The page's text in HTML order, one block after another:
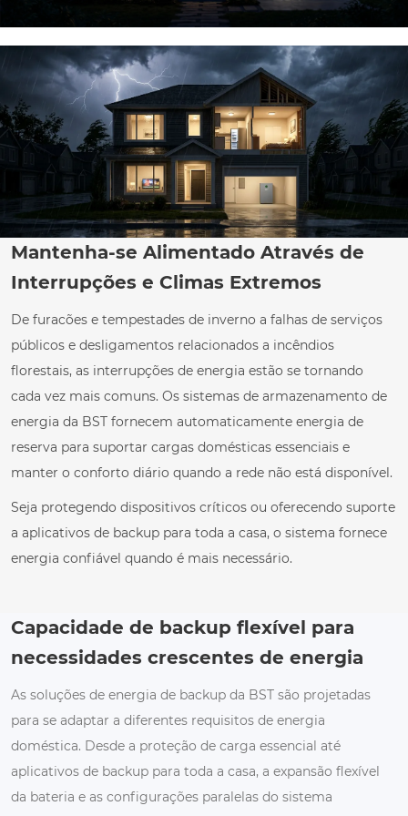
Mantenha-se Alimentado Através de
Interrupções e Climas Extremos
De furacões e tempestades de inverno a falhas de serviços
públicos e desligamentos relacionados a incêndios
florestais, as interrupções de energia estão se tornando
cada vez mais comuns. Os sistemas de armazenamento de
energia da BST fornecem automaticamente energia de
reserva para suportar cargas domésticas essenciais e
manter o conforto diário quando a rede não está disponível.
Seja protegendo dispositivos críticos ou oferecendo suporte
a aplicativos de backup para toda a casa, o sistema fornece
energia confiável quando é mais necessário.
Capacidade de backup flexível para
necessidades crescentes de energia
As soluções de energia de backup da BST são projetadas
para se adaptar a diferentes requisitos de energia
doméstica. Desde a proteção de carga essencial até
aplicativos de backup para toda a casa, a expansão flexível
da bateria e as configurações paralelas do sistema